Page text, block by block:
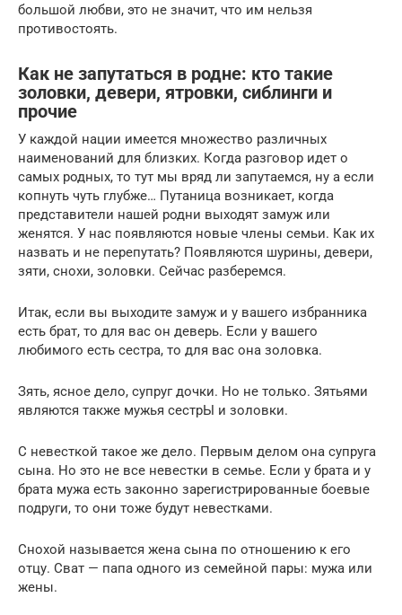
большой любви, это не значит, что им нельзя
противостоять.
Как не запутаться в родне: кто такие
золовки, девери, ятровки, сиблинги и
прочие
У каждой нации имеется множество различных
наименований для близких. Когда разговор идет о
самых родных, то тут мы вряд ли запутаемся, ну а если
копнуть чуть глубже… Путаница возникает, когда
представители нашей родни выходят замуж или
женятся. У нас появляются новые члены семьи. Как их
назвать и не перепутать? Появляются шурины, девери,
зяти, снохи, золовки. Сейчас разберемся.
Итак, если вы выходите замуж и у вашего избранника
есть брат, то для вас он деверь. Если у вашего
любимого есть сестра, то для вас она золовка.
Зять, ясное дело, супруг дочки. Но не только. Зятьями
являются также мужья сестрЫ и золовки.
С невесткой такое же дело. Первым делом она супруга
сына. Но это не все невестки в семье. Если у брата и у
брата мужа есть законно зарегистрированные боевые
подруги, то они тоже будут невестками.
Снохой называется жена сына по отношению к его
отцу. Сват — папа одного из семейной пары: мужа или
жены.